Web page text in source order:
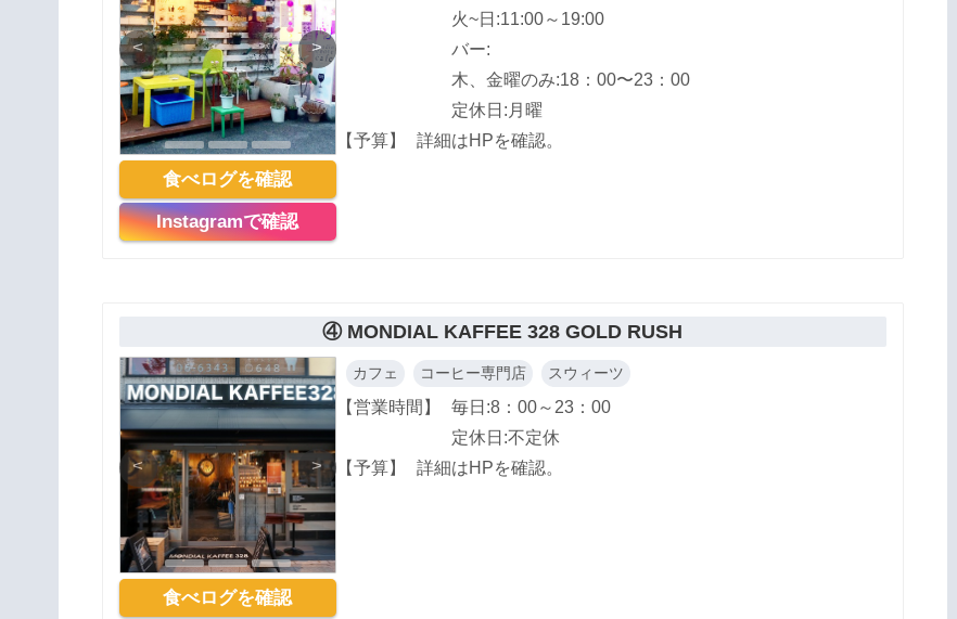
< >
食べログを確認
Instagramで確認
火~日:11:00～19:00
バー:
木、金曜のみ:18：00〜23：00
定休日:月曜
【予算】
詳細はHPを確認。
④ MONDIAL KAFFEE 328 GOLD RUSH
< >
食べログを確認
カフェ コーヒー専門店 スウィーツ
【営業時間】
毎日:8：00～23：00
定休日:不定休
【予算】
詳細はHPを確認。